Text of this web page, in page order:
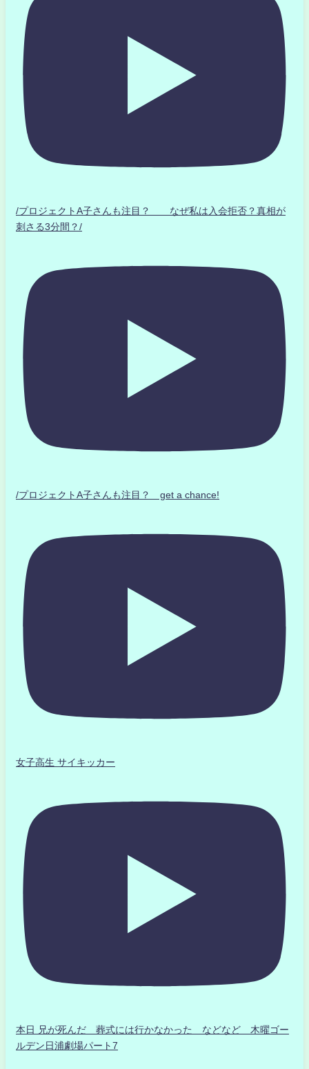
/プロジェクトA子さんも注目？ なぜ私は入会拒否？真相が
刺さる3分間？/
/プロジェクトA子さんも注目？ get a chance!
女子高生 サイキッカー
本日 兄が死んだ 葬式には行かなかった などなど 木曜ゴー
ルデン日浦劇場パート7